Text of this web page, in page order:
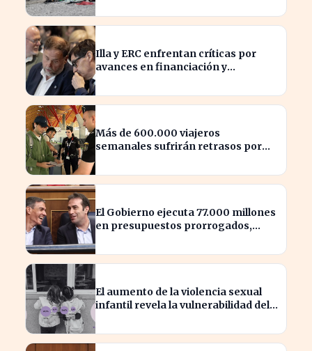
Illa y ERC enfrentan críticas por
avances en financiación y
Más de 600.000 viajeros
semanales sufrirán retrasos por
El Gobierno ejecuta 77.000 millones
en presupuestos prorrogados,
El aumento de la violencia sexual
infantil revela la vulnerabilidad del